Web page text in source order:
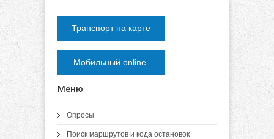
Транспорт на карте
Мобильный online
Меню
Опросы
Поиск маршрутов и кода остановок